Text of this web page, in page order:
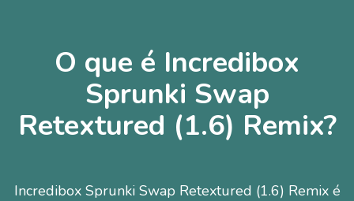
O que é Incredibox
Sprunki Swap
Retextured (1.6) Remix?
Incredibox Sprunki Swap Retextured (1.6) Remix é